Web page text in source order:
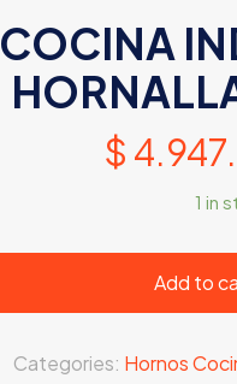
COCINA
$
1 in
Add to
Categories: Hornos